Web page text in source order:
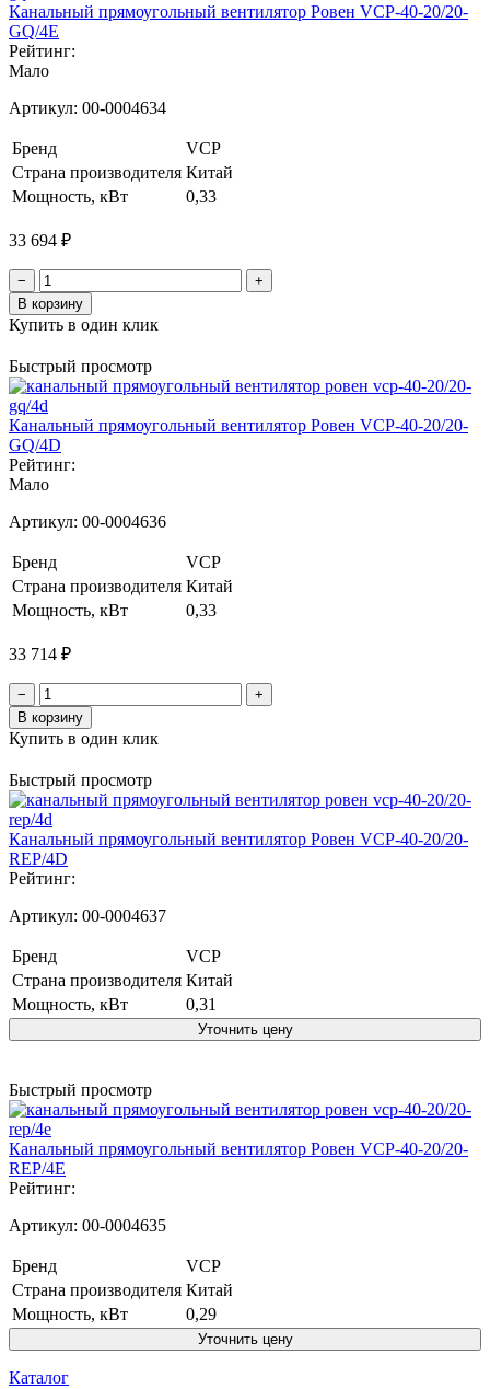
Канальный прямоугольный вентилятор Ровен VCP-40-20/20-
GQ/4E
Рейтинг:
Мало
Артикул: 00-0004634
Бренд
VCP
Страна производителя Китай
Мощность, кВт
0,33
33 694 ₽
−
+
В корзину
Купить в один клик
Быстрый просмотр
Канальный прямоугольный вентилятор Ровен VCP-40-20/20-
GQ/4D
Рейтинг:
Мало
Артикул: 00-0004636
Бренд
VCP
Страна производителя Китай
Мощность, кВт
0,33
33 714 ₽
−
+
В корзину
Купить в один клик
Быстрый просмотр
Канальный прямоугольный вентилятор Ровен VCP-40-20/20-
REP/4D
Рейтинг:
Артикул: 00-0004637
Бренд
VCP
Страна производителя Китай
Мощность, кВт
0,31
Уточнить цену
Быстрый просмотр
Канальный прямоугольный вентилятор Ровен VCP-40-20/20-
REP/4E
Рейтинг:
Артикул: 00-0004635
Бренд
VCP
Страна производителя Китай
Мощность, кВт
0,29
Уточнить цену
Каталог